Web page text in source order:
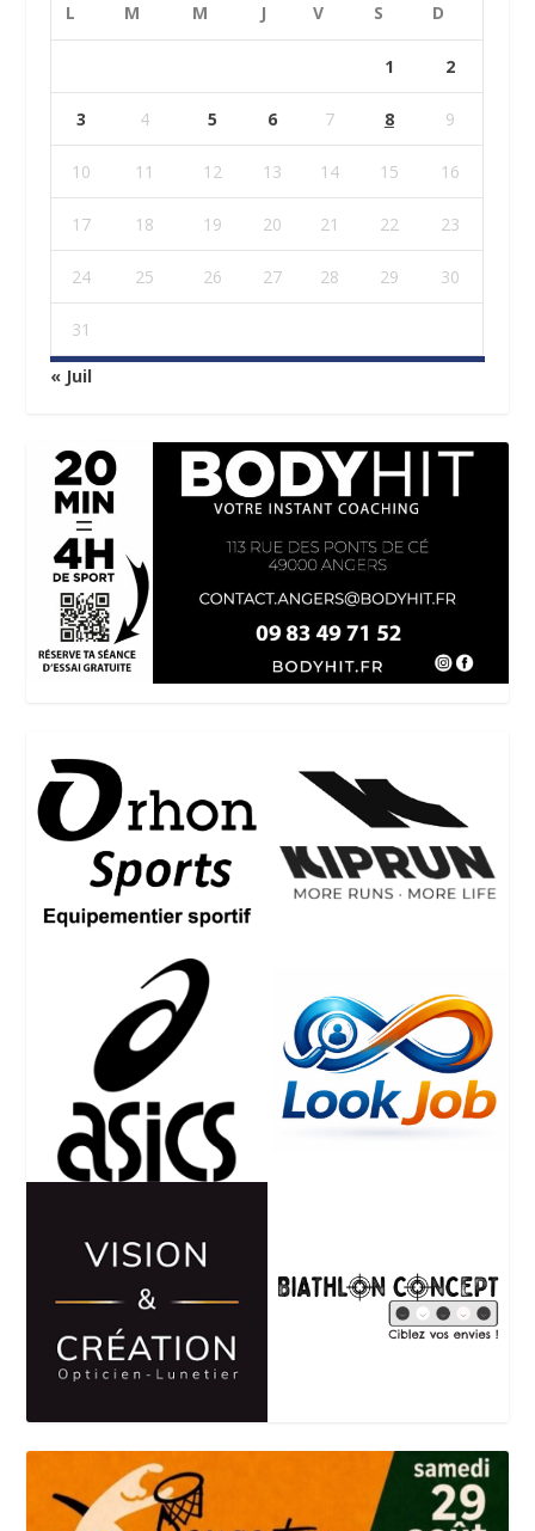
L M M J V S D
1 2
3 4 5 6 7 8 9
10 11 12 13 14 15 16
17 18 19 20 21 22 23
24 25 26 27 28 29 30
31
« Juil